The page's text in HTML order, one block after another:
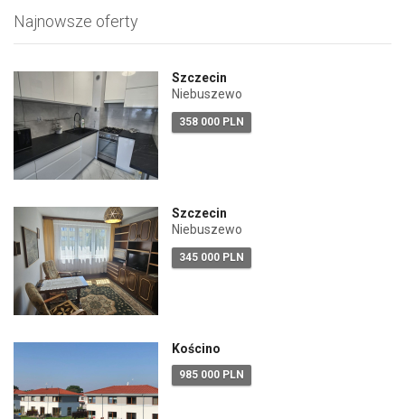
Najnowsze oferty
Szczecin
Niebuszewo
358 000 PLN
Szczecin
Niebuszewo
345 000 PLN
Kościno
985 000 PLN